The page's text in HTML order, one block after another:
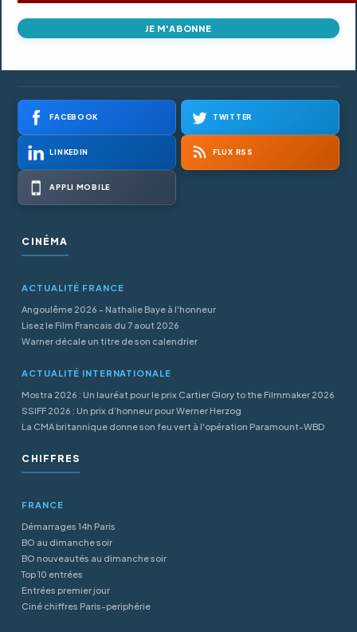
JE M'ABONNE
FACEBOOK TWITTER
LINKEDIN FLUX RSS
APPLI MOBILE
CINÉMA
ACTUALITÉ FRANCE
Angoulême 2026 - Nathalie Baye à l'honneur
Lisez le Film Francais du 7 aout 2026
Warner décale un titre de son calendrier
ACTUALITÉ INTERNATIONALE
Mostra 2026 : Un lauréat pour le prix Cartier Glory to the Filmmaker 2026
SSIFF 2026 : Un prix d’honneur pour Werner Herzog
La CMA britannique donne son feu vert à l'opération Paramount-WBD
CHIFFRES
FRANCE
Démarrages 14h Paris
BO au dimanche soir
BO nouveautés au dimanche soir
Top 10 entrées
Entrées premier jour
Ciné chiffres Paris-periphérie